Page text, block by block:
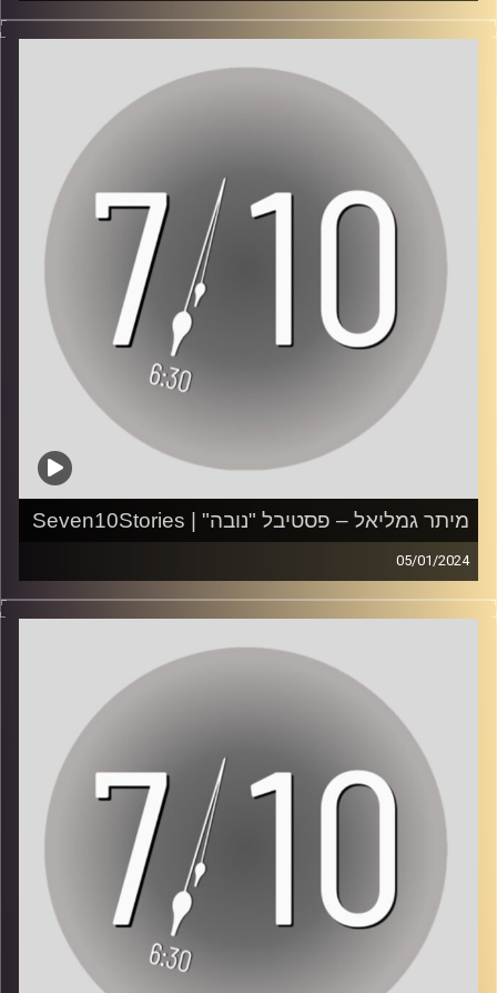
עמוד האינסטגרם של הפרויקט:
https://www.instagram.com/seven10stories/
עמוד היוטיוב של הפרויקט:
https://www.youtube.com/@Seven10Stories
אתר הפרויקט:
https://seven10stories.com/
לפניות:
seventenstories@gmail.com
קרדיט תמונות:AudioVersity
*אזהרת תוכן קשה לשמיעה*
"זה היה הלילה הכי טוב בחיים שלנו. עד שהמוזיקה נעצרה".
נועה חרוש, בת 23 ממתן, ניצלה מהמסיבה ברעים.
"כשהחלו הטילים אנשים נשכבו ב'ערימות ילדים' אחד על
השני, מתפוצצים מצחוק, חלק מתחילים לרעוד, כולם שרים
'עם ישראל חי'. ואז אמרו שיש חדירה של מחבל. חשבתי 'למי
אכפת, כולה מחבל. נדרוס אותו מקסימום ונמשיך לנסוע
הביתה'". מה הכי נחקק בה באירוע ומה המסר שחשוב לה
להעביר לכולם.
ראיון: נטע מאיר
צילום: גדי מזרחי ותומר שטילר
עריכת וידאו: ענבר בוחניק
עריכת פודקאסט: עינת סחייק
עמוד האינסטגרם של הפרויקט:
https://www.instagram.com/seven10stories/
עמוד היוטיוב של הפרויקט:
https://www.youtube.com/@Seven10Stories
אתר הפרויקט:
לפניות: seventenstories@gmail.com
קרדיט תמונות: AudioVersity
מיתר גמליאל – פסטיבל "נובה" | Seven10Stories
05/01/2024
*אזהרת תוכן קשה לשמיעה*
"אני רואה שניים קוראים 'שמע ישראל'. אני לא הרגשתי צורך,
אבל כל הזמן אמרתי לעצמי 'איזה טוב השם'. וזה מה שהיה איתי
מיתר גמליאל, בת 24 מראש העין, נמלטה מה"נובה" בהתחלה,
אך עדיין סובלת מסיוטים. "אני עברתי את זה, אבל הכי קשה זה
המחשבות של אחרי: למה אני שרדתי ואחרים לא".
צילום: גדי מזרחי ותומר שטילר
עריכת וידאו: ענבר בוחניק